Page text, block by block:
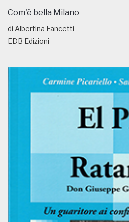
Com'è bella Milano
di Albertina Fancetti
EDB Edizioni